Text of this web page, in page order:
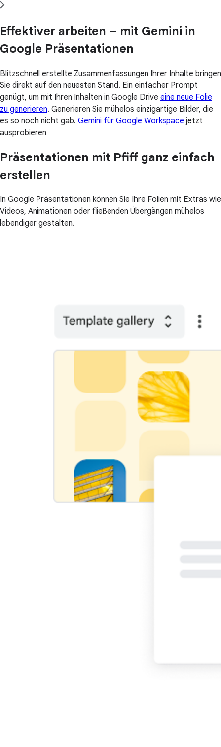
Effektiver arbeiten – mit Gemini in
Google Präsentationen
Blitzschnell erstellte Zusammenfassungen Ihrer Inhalte bringen
Sie direkt auf den neuesten Stand. Ein einfacher Prompt
genügt, um mit Ihren Inhalten in Google Drive eine neue Folie
zu generieren. Generieren Sie mühelos einzigartige Bilder, die
es so noch nicht gab. Gemini für Google Workspace jetzt
ausprobieren
Präsentationen mit Pfiff ganz einfach
erstellen
In Google Präsentationen können Sie Ihre Folien mit Extras wie
Videos, Animationen oder fließenden Übergängen mühelos
lebendiger gestalten.